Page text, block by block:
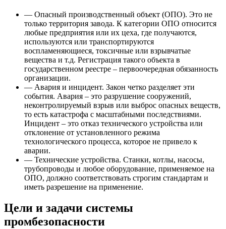
— Опасный производственный объект (ОПО). Это не
только территория завода. К категории ОПО относится
любые предприятия или их цеха, где получаются,
используются или транспортируются
воспламеняющиеся, токсичные или взрывчатые
вещества и т.д. Регистрация такого объекта в
государственном реестре – первоочередная обязанность
организации.
— Авария и инцидент. Закон четко разделяет эти
события. Авария – это разрушение сооружений,
неконтролируемый взрыв или выброс опасных веществ,
то есть катастрофа с масштабными последствиями.
Инцидент – это отказ технического устройства или
отклонение от установленного режима
технологического процесса, которое не привело к
аварии.
— Технические устройства. Станки, котлы, насосы,
трубопроводы и любое оборудование, применяемое на
ОПО, должно соответствовать строгим стандартам и
иметь разрешение на применение.
Цели и задачи системы
промбезопасности